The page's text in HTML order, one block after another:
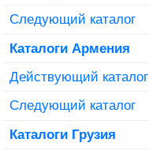
Следующий каталог
Каталоги Армения
Действующий каталог
Следующий каталог
Каталоги Грузия